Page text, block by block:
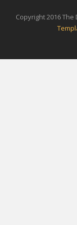
Copyright 2016